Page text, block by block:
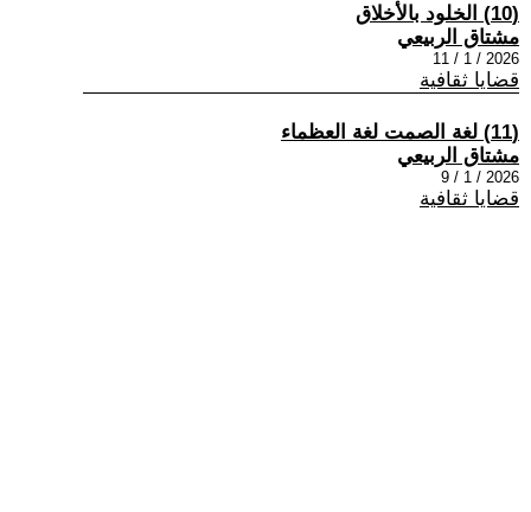
(10) الخلود بالأخلاق
مشتاق الربيعي
2026 / 1 / 11
قضايا ثقافية
(11) لغة الصمت لغة العظماء
مشتاق الربيعي
2026 / 1 / 9
قضايا ثقافية